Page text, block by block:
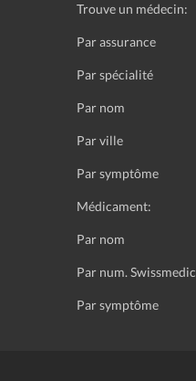
Trouve un médecin:
Par assurance
Par spécialité
Par nom
Par ville
Par symptôme
Médicament:
Par nom
Par num. Swissmedic
Par symptôme